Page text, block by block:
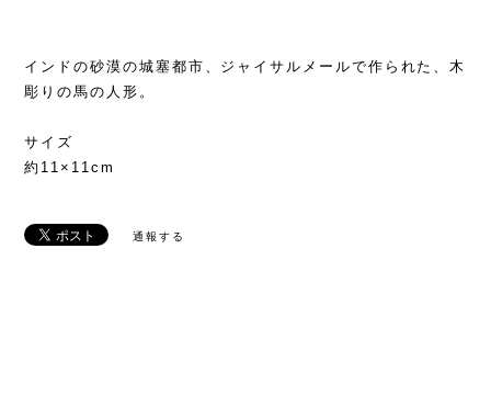
インドの砂漠の城塞都市、ジャイサルメールで作られた、木
彫りの馬の人形。
サイズ
約11×11cm
通報する